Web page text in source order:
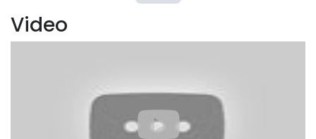
Video